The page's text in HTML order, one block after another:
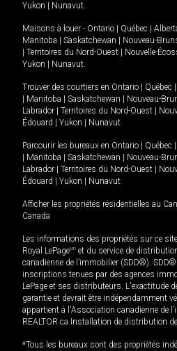
Yukon
Nunavut.
Maisons à louer - Ontario Québec
Manitoba
Saskatchewan Nouveau-
Territoires du Nord-Ouest Nouvelle-
Yukon
Nunavut.
Trouver des courtiers en Ontario Québec
Manitoba Saskatchewan Nouveau-
Labrador
Territoires du Nord-Ouest
Édouard
Yukon Nunavut
Parcourir les bureaux en Ontario Québec
Manitoba Saskatchewan Nouveau-
Labrador
Territoires du Nord-Ouest
Édouard
Yukon Nunavut
Afficher les propriétés résidentielles au
Canada
Les informations des propriétés sur ce
Royal LePageMD et du service de
canadienne de l’immobilier (SDD®). SDD®
inscriptions tenues par des agences
LePage et ses distributeurs. L'exactitude
garantie et devrait être indépendamment
appartient à l'Association canadienne de
REALTOR.ca Installation de distribution
*Tous les bureaux sont des propriétés